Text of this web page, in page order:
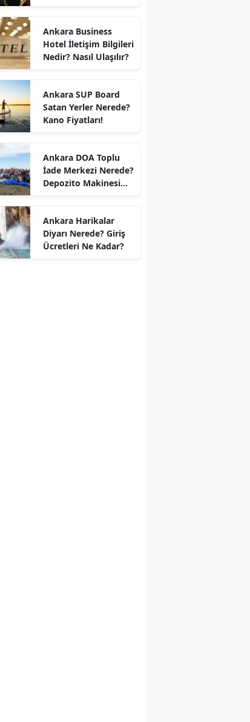
Ankara Business
Hotel İletişim Bilgileri
Nedir? Nasıl Ulaşılır?
Ankara SUP Board
Satan Yerler Nerede?
Kano Fiyatları!
Ankara DOA Toplu
İade Merkezi Nerede?
Depozito Makinesi
Ankara Harikalar
Diyarı Nerede? Giriş
Ücretleri Ne Kadar?